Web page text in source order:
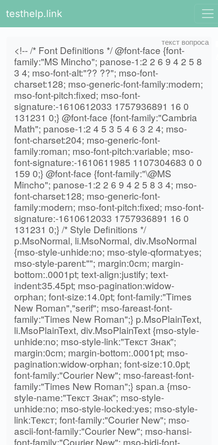
testhelp.link
<!-- /* Font Definitions */ @font-face {font-
family:"MS Mincho"; panose-1:2 2 6 9 4 2 5 8
3 4; mso-font-alt:"?? ??"; mso-font-
charset:128; mso-generic-font-family:modern;
mso-font-pitch:fixed; mso-font-
signature:-1610612033 1757936891 16 0
131231 0;} @font-face {font-family:"Cambria
Math"; panose-1:2 4 5 3 5 4 6 3 2 4; mso-
font-charset:204; mso-generic-font-
family:roman; mso-font-pitch:variable; mso-
font-signature:-1610611985 1107304683 0 0
159 0;} @font-face {font-family:"\@MS
Mincho"; panose-1:2 2 6 9 4 2 5 8 3 4; mso-
font-charset:128; mso-generic-font-
family:modern; mso-font-pitch:fixed; mso-font-
signature:-1610612033 1757936891 16 0
131231 0;} /* Style Definitions */
p.MsoNormal, li.MsoNormal, div.MsoNormal
{mso-style-unhide:no; mso-style-qformat:yes;
mso-style-parent:""; margin:0cm; margin-
bottom:.0001pt; text-align:justify; text-
indent:35.45pt; mso-pagination:widow-
orphan; font-size:14.0pt; font-family:"Times
New Roman","serif"; mso-fareast-font-
family:"Times New Roman";} p.MsoPlainText,
li.MsoPlainText, div.MsoPlainText {mso-style-
unhide:no; mso-style-link:"Текст Знак";
margin:0cm; margin-bottom:.0001pt; mso-
pagination:widow-orphan; font-size:10.0pt;
font-family:"Courier New"; mso-fareast-font-
family:"Times New Roman";} span.a {mso-
style-name:"Текст Знак"; mso-style-
unhide:no; mso-style-locked:yes; mso-style-
link:Текст; font-family:"Courier New"; mso-
ascii-font-family:"Courier New"; mso-hansi-
font-family:"Courier New"; mso-bidi-font-